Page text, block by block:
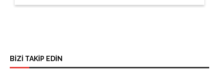
BİZİ TAKİP EDİN